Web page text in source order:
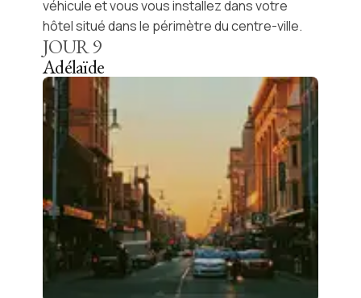
véhicule et vous vous installez dans votre
hôtel situé dans le périmètre du centre-ville.
JOUR9
Adélaïde